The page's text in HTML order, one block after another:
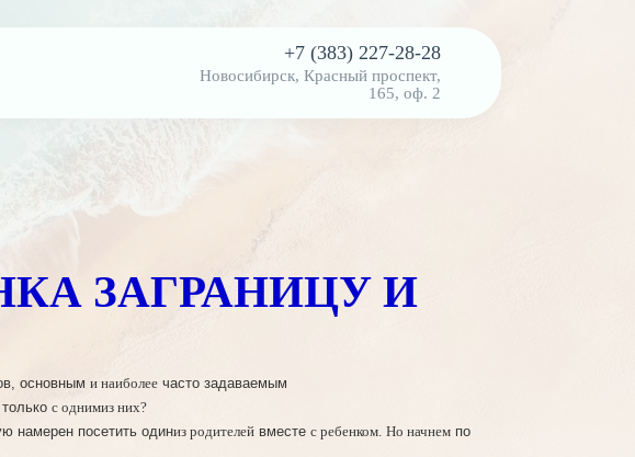
+7 (383) 227-28-28
Новосибирск, Красный проспект,
165, оф. 2
ЗАГРАНИЦУ И
основным и наиболее часто задаваемым
с однимиз них?
намерен посетить одиниз родителей вместе с ребенком. Но начнем по